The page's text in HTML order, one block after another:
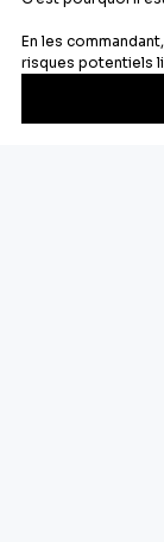
Recevez les
Contactez